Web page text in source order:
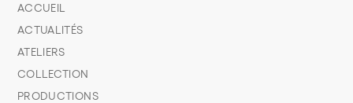
ACCUEIL
ACTUALITÉS
ATELIERS
COLLECTION
PRODUCTIONS